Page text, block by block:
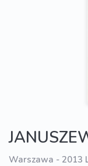
Warszawa - 2013